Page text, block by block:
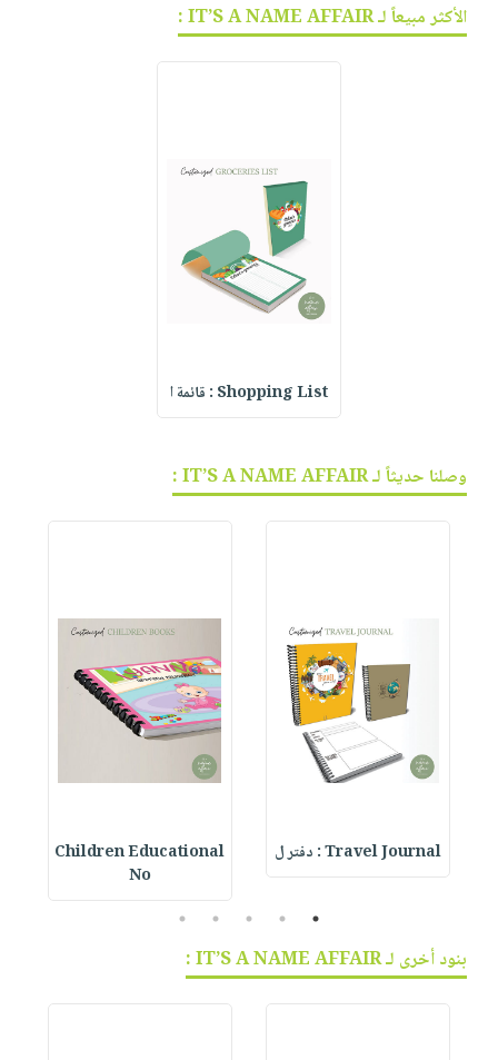
الأكثر مبيعاً لـ IT’S A NAME AFFAIR :
Shopping List : قائمة ا
وصلنا حديثاً لـ IT’S A NAME AFFAIR :
Travel Journal : دفتر ل
Children Educational
No
1
2
3
4
5
بنود أخرى لـ IT’S A NAME AFFAIR :